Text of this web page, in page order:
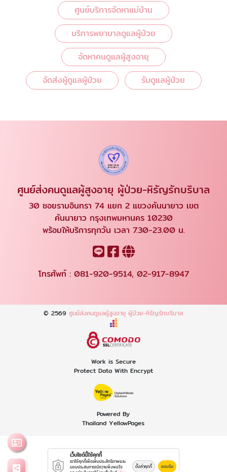
ศูนย์บริการจัดหาแม่บ้าน
บริการพยาบาลดูแลผู้ป่วย
จัดหาคนดูแลผู้สูงอายุ
จัดส่งผู้ดูแลผู้ป่วย
รับดูแลผู้ป่วย
ศูนย์ส่งคนดูแลผู้สูงอายุ ผู้ป่วย-หิรัญรักบริบาล
30 ซอยรามอินทรา 74 แยก 2 แขวงคันนายาว เขต
คันนายาว กรุงเทพมหานคร 10230
พร้อมให้บริการทุกวัน เวลา 7.30-23.00 น.
โทรศัพท์ : 081-920-9514, 02-917-8947
© 2569ศูนย์ส่งคนดูแลผู้สูงอายุ ผู้ป่วย-หิรัญรักบริบาล
Work is Secure
Protect Data With Encrypt
Powered By
Thailand YellowPages
เว็บไซต์นี้ใช้คุกกี้
เราใช้คุกกี้เพื่อเพิ่มประสิทธิภาพและ
มอบประสบการณ์ความพึงพอใจ
ตั้งค่าคุกกี้ ยอมรับ